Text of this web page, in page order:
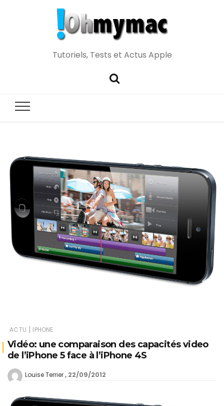
Tutoriels, Tests et Actus Apple
ACTU | IPHONE
Vidéo: une comparaison des capacités video
de l’iPhone 5 face à l’iPhone 4S
Louise Terrier 22/09/2012